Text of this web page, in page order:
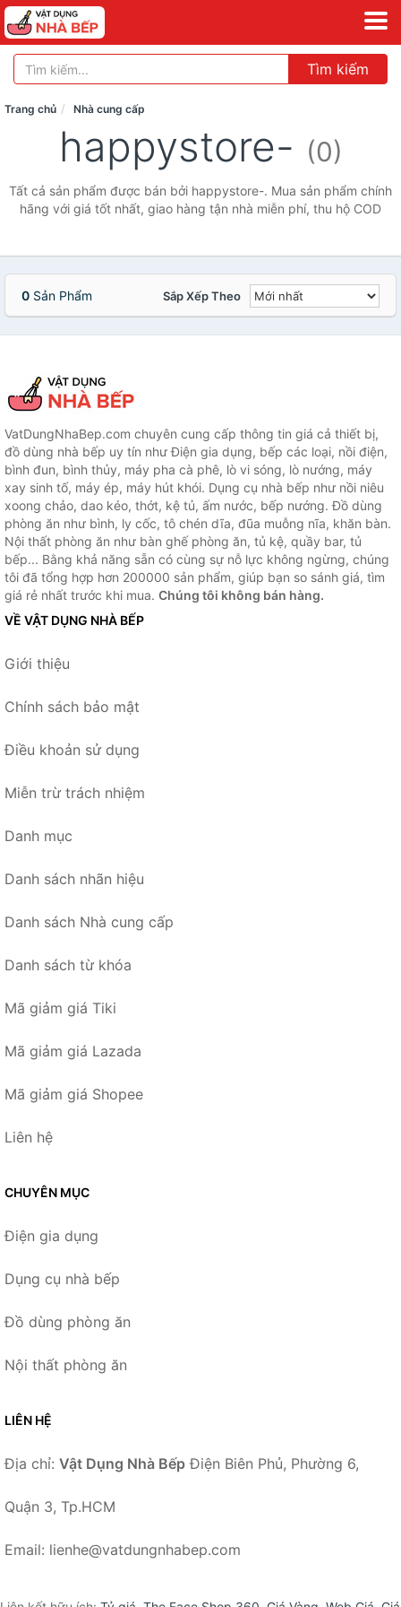
Tìm kiếm
Trang chủ Nhà cung cấp
happystore- (0)
Tất cả sản phẩm được bán bởi happystore-. Mua sản phẩm chính
hãng với giá tốt nhất, giao hàng tận nhà miễn phí, thu hộ COD
0 Sản Phẩm Sắp Xếp Theo
VatDungNhaBep.com chuyên cung cấp thông tin giá cả thiết bị,
đồ dùng nhà bếp uy tín như Điện gia dụng, bếp các loại, nồi điện,
bình đun, bình thủy, máy pha cà phê, lò vi sóng, lò nướng, máy
xay sinh tố, máy ép, máy hút khói. Dụng cụ nhà bếp như nồi niêu
xoong chảo, dao kéo, thớt, kệ tủ, ấm nước, bếp nướng. Đồ dùng
phòng ăn như bình, ly cốc, tô chén dĩa, đũa muỗng nĩa, khăn bàn.
Nội thất phòng ăn như bàn ghế phòng ăn, tủ kệ, quầy bar, tủ
bếp... Bằng khả năng sẵn có cùng sự nỗ lực không ngừng, chúng
tôi đã tổng hợp hơn 200000 sản phẩm, giúp bạn so sánh giá, tìm
giá rẻ nhất trước khi mua. Chúng tôi không bán hàng.
VỀ VẬT DỤNG NHÀ BẾP
Giới thiệu
Chính sách bảo mật
Điều khoản sử dụng
Miễn trừ trách nhiệm
Danh mục
Danh sách nhãn hiệu
Danh sách Nhà cung cấp
Danh sách từ khóa
Mã giảm giá Tiki
Mã giảm giá Lazada
Mã giảm giá Shopee
Liên hệ
CHUYÊN MỤC
Điện gia dụng
Dụng cụ nhà bếp
Đồ dùng phòng ăn
Nội thất phòng ăn
LIÊN HỆ
Địa chỉ: Vật Dụng Nhà Bếp Điện Biên Phủ, Phường 6,
Quận 3, Tp.HCM
Email: lienhe@vatdungnhabep.com